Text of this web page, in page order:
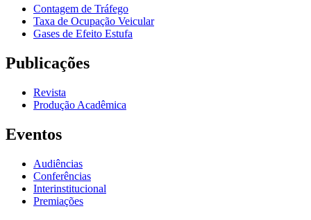
Contagem de Tráfego
Taxa de Ocupação Veicular
Gases de Efeito Estufa
Publicações
Revista
Produção Acadêmica
Eventos
Audiências
Conferências
Interinstitucional
Premiações